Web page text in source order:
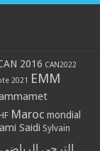
2016 CAN2022
2021 EMM
Maroc mondial
Saidi Sylvain